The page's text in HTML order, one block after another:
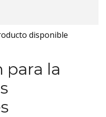
disponible
para la